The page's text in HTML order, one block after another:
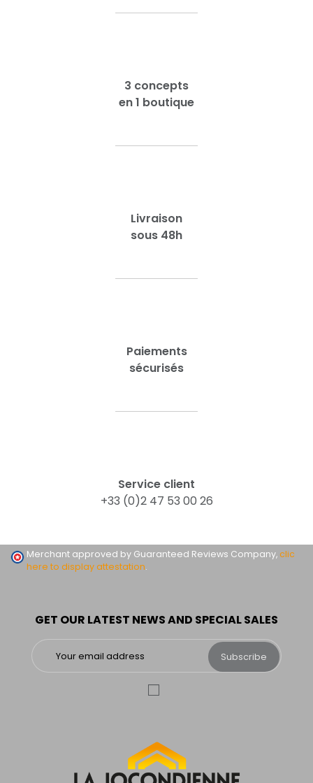
3 concepts
en 1 boutique
Livraison
sous 48h
Paiements
sécurisés
Service client
+33 (0)2 47 53 00 26
GET OUR LATEST NEWS AND SPECIAL SALES
Subscribe
Merchant approved by Guaranteed Reviews Company,clic
here to display attestation.